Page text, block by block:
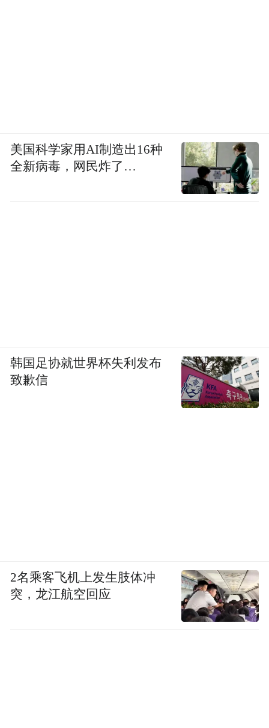
美国科学家用AI制造出16种
全新病毒，网民炸了…
韩国足协就世界杯失利发布
致歉信
2名乘客飞机上发生肢体冲
突，龙江航空回应